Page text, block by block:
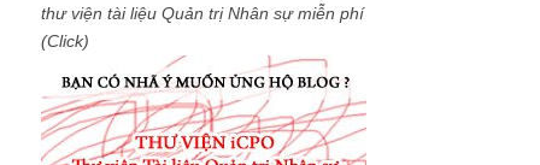
thư viện tài liệu Quản trị Nhân sự miễn phí
(Click)